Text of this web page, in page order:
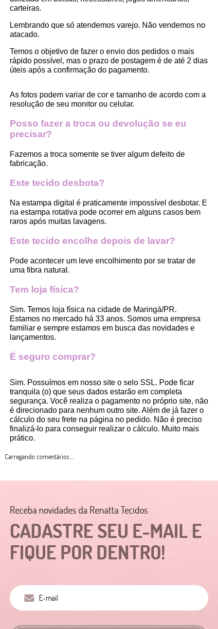
carteiras.
Lembrando que só atendemos varejo. Não vendemos no
atacado.
Temos o objetivo de fazer o envio dos pedidos o mais
rápido possível, mas o prazo de postagem é de até 2 dias
úteis após a confirmação do pagamento.
As fotos podem variar de cor e tamanho de acordo com a
resolução de seu monitor ou celular.
Posso fazer a troca ou devolução se eu
precisar?
Fazemos a troca somente se tiver algum defeito de
fabricação.
Este tecido desbota?
Na estampa digital é praticamente impossível desbotar. E
na estampa rotativa pode ocorrer em alguns casos bem
raros após muitas lavagens.
Este tecido encolhe depois de lavar?
Pode acontecer um leve encolhimento por se tratar de
uma fibra natural.
Tem loja física?
Sim. Temos loja física na cidade de Maringá/PR.
Estamos no mercado há 33 anos. Somos uma empresa
familiar e sempre estamos em busca das novidades e
lançamentos.
É seguro comprar?
Sim. Possuímos em nosso site o selo SSL. Pode ficar
tranquila (o) que seus dados estarão em completa
segurança. Você realiza o pagamento no próprio site, não
é direcionado para nenhum outro site. Além de já fazer o
cálculo do seu frete na página no pedido. Não é preciso
finalizá-lo para conseguir realizar o cálculo. Muito mais
prático.
Carregando comentários ...
CADASTRE SEU E-MAIL E
FIQUE POR DENTRO!
Receba novidades da Renatta Tecidos